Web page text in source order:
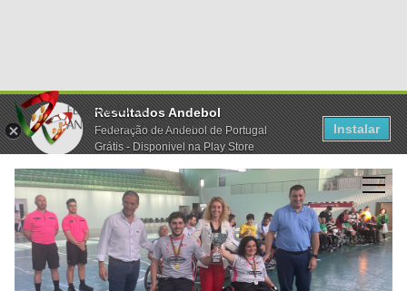
Resultados Andebol
Federação de Andebol de Portugal
Grátis - Disponivel na Play Store
Instalar